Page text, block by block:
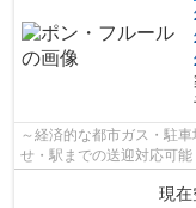
～経済的な都市ガス・
せ・駅までの送迎対応可能
現在